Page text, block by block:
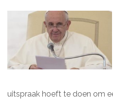
uitspraak hoeft te doen om